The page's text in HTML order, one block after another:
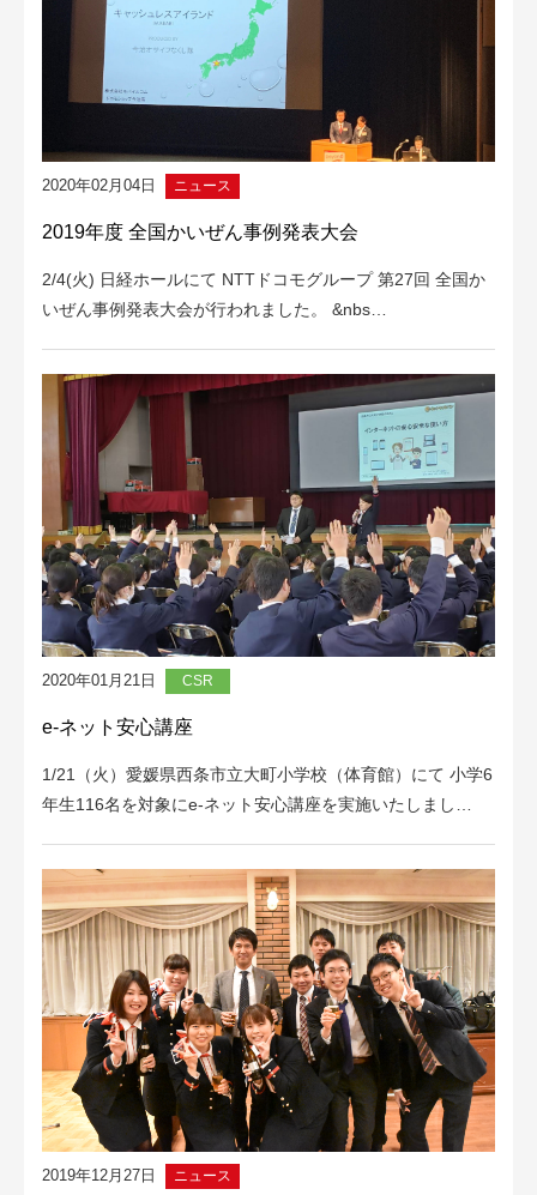
2020年02月04日 ニュース
2019年度 全国かいぜん事例発表大会
2/4(火) 日経ホールにて NTTドコモグループ 第27回 全国か
いぜん事例発表大会が行われました。 &nbs…
2020年01月21日 CSR
e-ネット安心講座
1/21（火）愛媛県西条市立大町小学校（体育館）にて 小学6
年生116名を対象にe-ネット安心講座を実施いたしまし…
2019年12月27日 ニュース